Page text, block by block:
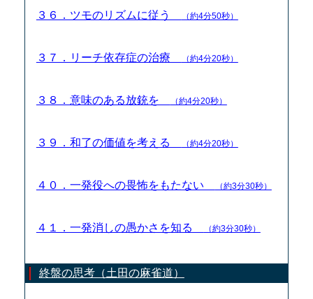
３６．ツモのリズムに従う （約4分50秒）
３７．リーチ依存症の治療 （約4分20秒）
３８．意味のある放銃を （約4分20秒）
３９．和了の価値を考える （約4分20秒）
４０．一発役への畏怖をもたない （約3分30秒）
４１．一発消しの愚かさを知る （約3分30秒）
終盤の思考（土田の麻雀道）